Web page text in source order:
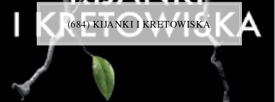
(684) KIJANKI I KRETOWISKA